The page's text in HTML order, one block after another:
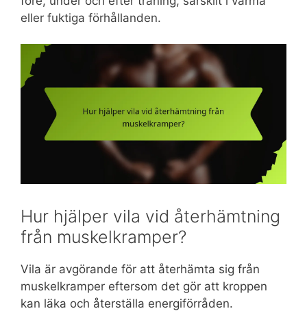
eller fuktiga förhållanden.
Hur hjälper vila vid återhämtning
från muskelkramper?
Vila är avgörande för att återhämta sig från
muskelkramper eftersom det gör att kroppen
kan läka och återställa energiförråden.